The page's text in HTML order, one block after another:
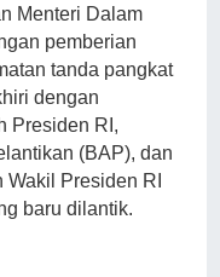
Menteri Dalam
pemberian
tanda pangkat
dengan
Presiden RI,
(BAP), dan
Presiden RI
baru dilantik.